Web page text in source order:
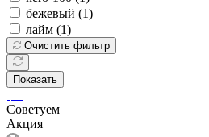
бежевый (1)
лайм (1)
Очистить фильтр
Показать
Советуем
Акция